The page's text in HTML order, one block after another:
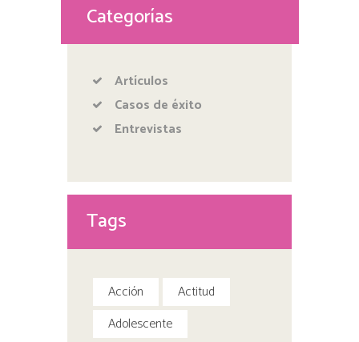
Categorías
Artículos
Casos de éxito
Entrevistas
Tags
Acción
Actitud
Adolescente